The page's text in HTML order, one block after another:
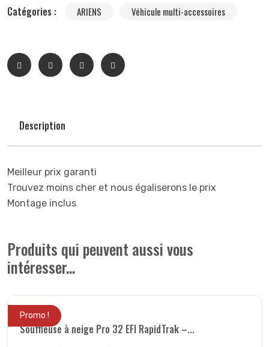
Catégories : ARIENS Véhicule multi-accessoires
Description
Meilleur prix garanti
Trouvez moins cher et nous égaliserons le prix
Montage inclus
Produits qui peuvent aussi vous
intéresser...
Promo !
Souffleuse à neige Pro 32 EFI RapidTrak –...